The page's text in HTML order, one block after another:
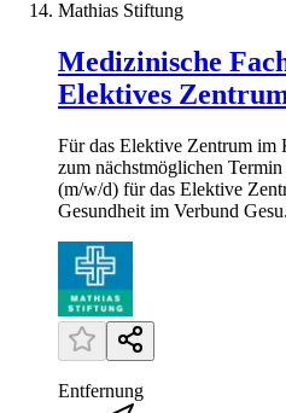
Mathias Stiftung
Medizinische
Elektives
Für das Elektive Zentrum
zum nächstmöglichen
(m/w/d) für das Elektive
Gesundheit im Verbund
Entfernung